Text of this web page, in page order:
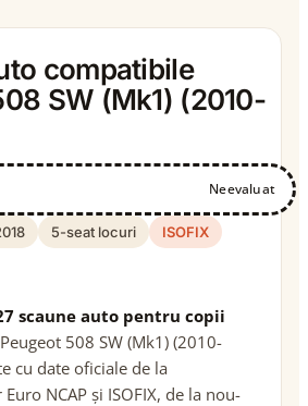
compatibile
SW (Mk1) (2010-
Neevaluat
5-seat locuri
ISOFIX
scaune auto pentru copii
508 SW (Mk1) (2010-
cu date oficiale de la
NCAP și ISOFIX, de la nou-